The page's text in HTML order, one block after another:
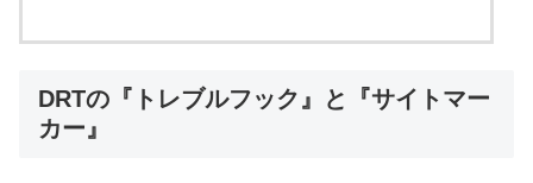
DRTの『トレブルフック』と『サイトマー
カー』